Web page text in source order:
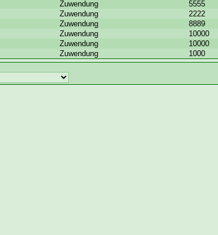
Zuwendung 5555
Zuwendung 2222
Zuwendung 8889
Zuwendung 10000
Zuwendung 10000
Zuwendung 1000